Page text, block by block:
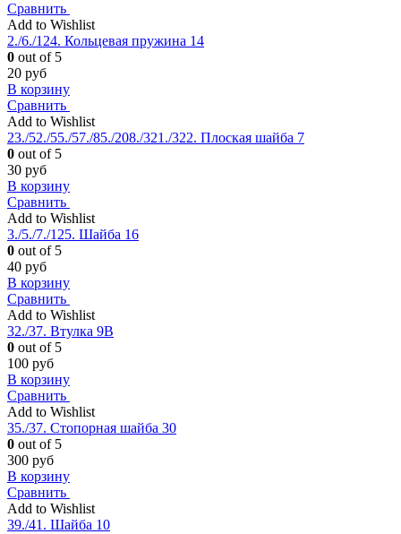
Сравнить
Add to Wishlist
2./6./124. Кольцевая пружина 14
0 out of 5
20 руб
В корзину
Сравнить
Add to Wishlist
23./52./55./57./85./208./321./322. Плоская шайба 7
0 out of 5
30 руб
В корзину
Сравнить
Add to Wishlist
3./5./7./125. Шайба 16
0 out of 5
40 руб
В корзину
Сравнить
Add to Wishlist
32./37. Втулка 9В
0 out of 5
100 руб
В корзину
Сравнить
Add to Wishlist
35./37. Стопорная шайба 30
0 out of 5
300 руб
В корзину
Сравнить
Add to Wishlist
39./41. Шайба 10